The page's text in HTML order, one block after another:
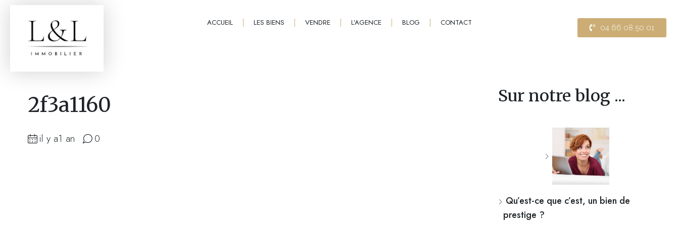
ACCUEIL LES BIENS VENDRE L’AGENCE BLOG CONTACT
04 66 08 50 01
2f3a1160
il y a1 an 0
Sur notre blog ...
Qu’est-ce que c’est, un bien de
prestige ?